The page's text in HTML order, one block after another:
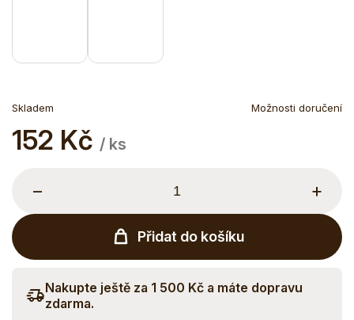
Skladem Možnosti doručení
152 Kč / ks
Měrná
cena:
+
−
Přidat do košíku
Nakupte ještě za 1 500 Kč a máte dopravu
zdarma.